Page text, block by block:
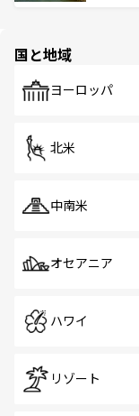
で、ホー
国と地域
ヨーロッパ
北米
中南米
オセアニア
ハワイ
リゾート